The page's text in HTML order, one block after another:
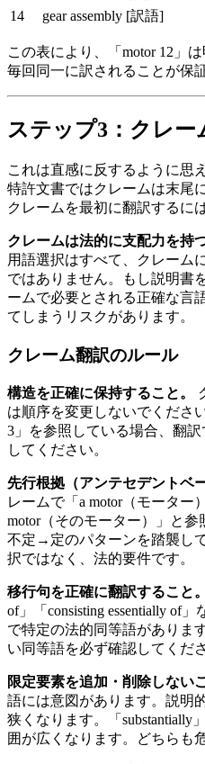
14
gear assembly [訳語]
この表により、「motor 12」
毎回同一に訳されることが保
ステップ3：クレー
これは直感に反するように思
特許文書ではクレームは末尾
クレームを最初に翻訳するに
クレームは法的に支配力を持
用語選択はすべて、クレーム
ではありません。もし説明書
ームで必要とされる正確な言
てしまうリスクがあります。
クレーム翻訳のルール
構造を正確に保持すること。
は順序を変更しないでくださ
3」を参照している場合、翻
してください。
先行根拠（アンテセデントベ
レームで「a motor（モーター
motor（そのモーター）」と参
不定→定のパターンを踏襲し
択ではなく、法的要件です。
移行句を正確に翻訳すること。
of」「consisting essentially of
で特定の法的同等語がありま
い同等語を必ず確認してくださ
限定要素を追加・削除しないこ
語には意図があります。説明
狭くなります。「substantially
囲が広くなります。どちらも